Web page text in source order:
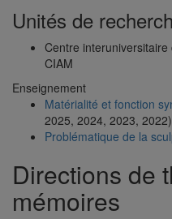
Unités de
Centre
CIAM
Enseignement
Matérialité et fonction
2025, 2024, 2023, 2022)
Problématique de la
Directions de
mémoires